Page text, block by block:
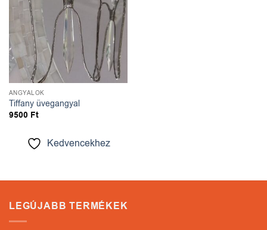
ANGYALOK
Tiffany üvegangyal
9500 Ft
Kedvencekhez
LEGÚJABB TERMÉKEK